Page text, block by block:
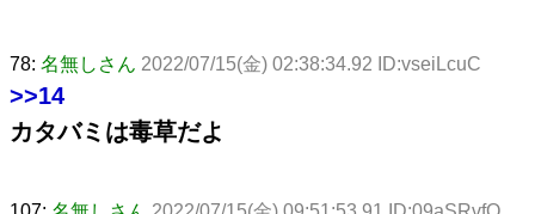
78: 名無しさん 2022/07/15(金) 02:38:34.92 ID:vseiLcuC
>>14
カタバミは毒草だよ